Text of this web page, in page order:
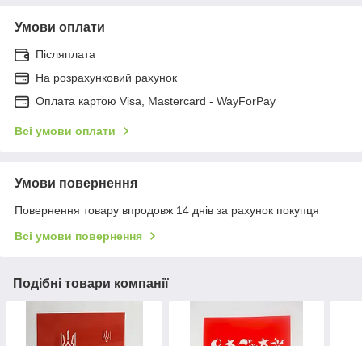
Умови оплати
Післяплата
На розрахунковий рахунок
Оплата картою Visa, Mastercard - WayForPay
Всі умови оплати
Умови повернення
Повернення товару впродовж 14 днів за рахунок покупця
Всі умови повернення
Подібні товари компанії